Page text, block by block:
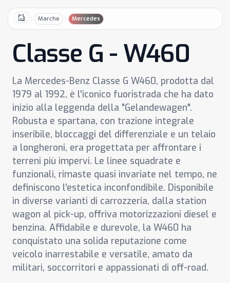
HomeMarche Mercedes
Classe G - W460
La Mercedes-Benz Classe G W460, prodotta dal
1979 al 1992, è l'iconico fuoristrada che ha dato
inizio alla leggenda della "Gelandewagen".
Robusta e spartana, con trazione integrale
inseribile, bloccaggi del differenziale e un telaio
a longheroni, era progettata per affrontare i
terreni più impervi. Le linee squadrate e
funzionali, rimaste quasi invariate nel tempo, ne
definiscono l'estetica inconfondibile. Disponibile
in diverse varianti di carrozzeria, dalla station
wagon al pick-up, offriva motorizzazioni diesel e
benzina. Affidabile e durevole, la W460 ha
conquistato una solida reputazione come
veicolo inarrestabile e versatile, amato da
militari, soccorritori e appassionati di off-road.